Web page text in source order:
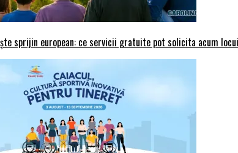
sprijin european: ce servicii gratuite pot solicita acum